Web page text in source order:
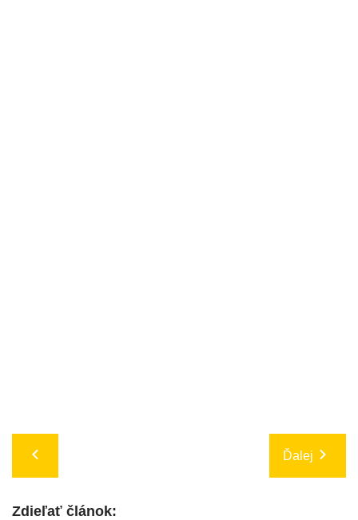
Ďalej
Zdieľať článok: